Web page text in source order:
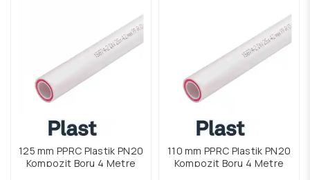
125 mm PPRC Plastik PN20
Kompozit Boru 4 Metre
110 mm PPRC Plastik PN20
Kompozit Boru 4 Metre